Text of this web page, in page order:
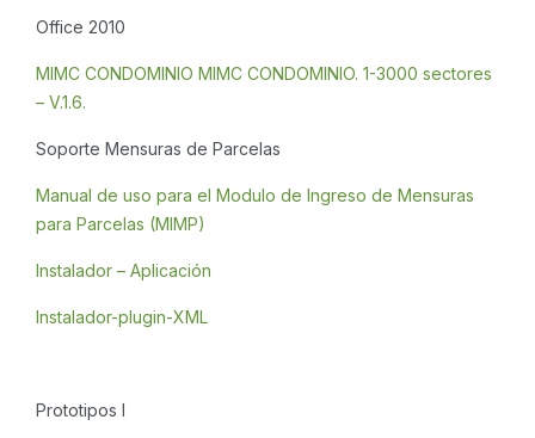
Office 2010
MIMC CONDOMINIO MIMC CONDOMINIO. 1-3000 sectores
– V.1.6.
Soporte Mensuras de Parcelas
Manual de uso para el Modulo de Ingreso de Mensuras
para Parcelas (MIMP)
Instalador – Aplicación
Instalador-plugin-XML
Prototipos I